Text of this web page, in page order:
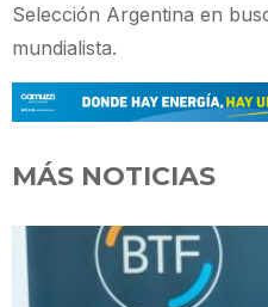
Selección Argentina en
mundialista.
MÁS NOTICIAS